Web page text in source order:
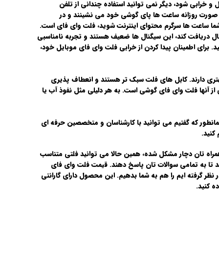
شود، دیگر نمی توانید استفاده چندانی از تلفن
صورت روزانه ساعت ها پای گوشی خود می نشینند و در
ساعت ها سرگرم محتوای اینترنت شوید، فلت وای فای است.
دریافت کند، این سیگنال ها ضعیف هستند و تجربه نامناسبی
اطمینان پیدا کردن از خرابی فلت وای فای موبایل خود،
دارند. کابل های فلت سبک تر هستند و انعطاف پذیری
آنها فلت وای فای گوشی است. به هر دلیلی مثل نفوذ آب یا
که گفتیم می توانید با کارشناسان و متخصصین حرفه ای
تان دچار مشکل شده، همین حالا می توانید فلتی متناسب
تا به تمامی سوالات تان پاسخ دهند. قیمت فلت وای فای
گرفته ایم را هم به شما بدهیم. این محصول دارای گارانتی
کنید.